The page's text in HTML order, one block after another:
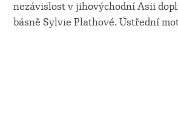
nezávislost v jihovýchodní Asii
básně Sylvie Plathové. Ústřední